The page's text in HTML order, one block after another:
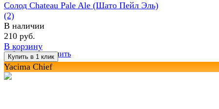
избранное сравнить
Солод Chateau Pale Ale (Шато Пейл Эль)
(2)
В наличии
210 руб.
В корзину
Yacima Chief